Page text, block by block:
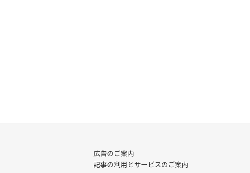
広告のご案内
記事の利用とサービスのご案内